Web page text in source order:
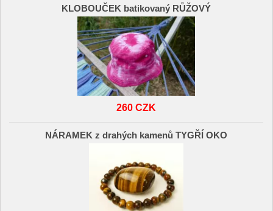
KLOBOUČEK batikovaný RŮŽOVÝ
260 CZK
NÁRAMEK z drahých kamenů TYGŘÍ OKO